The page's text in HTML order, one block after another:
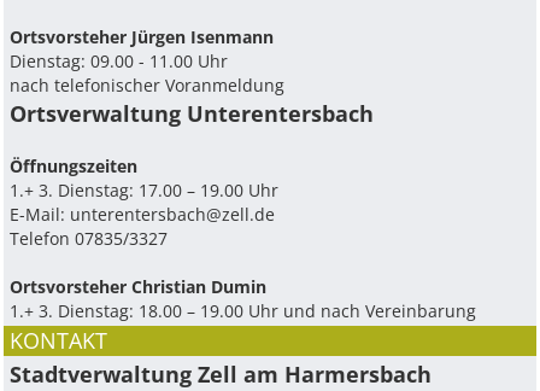
Ortsvorsteher Jürgen Isenmann
Dienstag: 09.00 - 11.00 Uhr
nach telefonischer Voranmeldung
Ortsverwaltung Unterentersbach
Ö­ffnungszeiten
1.+ 3. Dienstag: 17.00 – 19.00 Uhr
E-Mail: unterentersbach@zell.de
Telefon 07835/3327
Ortsvorsteher Christian Dumin
1.+ 3. Dienstag: 18.00 – 19.00 Uhr und nach Vereinbarung
KONTAKT
Stadtverwaltung Zell am Harmersbach